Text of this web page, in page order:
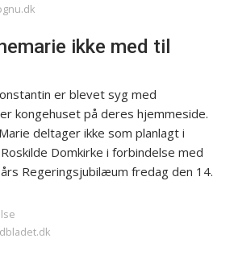
ikke med til
er blevet syg med
kongehuset på deres hjemmeside.
deltager ikke som planlagt i
Domkirke i forbindelse med
Regeringsjubilæum fredag den 14.